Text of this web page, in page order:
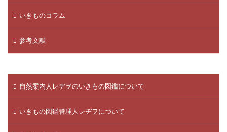
いきものコラム
参考文献
自然案内人レヂヲのいきもの図鑑について
いきもの図鑑管理人レヂヲについて